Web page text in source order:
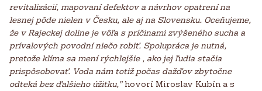
revitalizácií, mapovaní defektov a návrhov opatrení na
lesnej pôde nielen v Česku, ale aj na Slovensku. Oceňujeme,
že v Rajeckej doline je vôľa s príčinami zvýšeného sucha a
prívalových povodní niečo robiť. Spolupráca je nutná,
pretože klíma sa mení rýchlejšie , ako jej ľudia stačia
prispôsobovať. Voda nám totiž počas dažďov zbytočne
odteká bez ďalšieho úžitku,”hovorí Miroslav Kubín a s